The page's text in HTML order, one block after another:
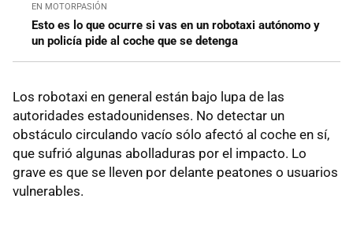
EN MOTORPASIÓN
Esto es lo que ocurre si vas en un robotaxi autónomo y
un policía pide al coche que se detenga
Los robotaxi en general están bajo lupa de las
autoridades estadounidenses. No detectar un
obstáculo circulando vacío sólo afectó al coche en sí,
que sufrió algunas abolladuras por el impacto. Lo
grave es que se lleven por delante peatones o usuarios
vulnerables.